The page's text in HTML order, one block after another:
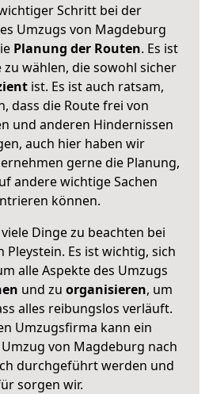
Schritt bei der
Umzugs von Magdeburg
Planung der Routen. Es ist
wählen, die sowohl sicher
ist. Es ist auch ratsam,
dass die Route frei von
und anderen Hindernissen
auch hier haben wir
gerne die Planung,
andere wichtige Sachen
können.
Dinge zu beachten bei
Pleystein. Es ist wichtig, sich
alle Aspekte des Umzugs
und zu organisieren, um
alles reibungslos verläuft.
Umzugsfirma kann ein
von Magdeburg nach
durchgeführt werden und
sorgen wir.